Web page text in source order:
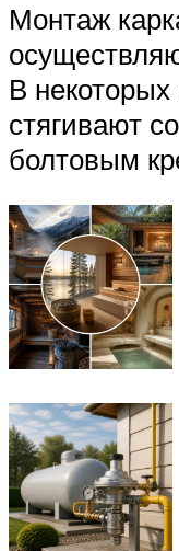
Монтаж
В
стягивают
болтовым